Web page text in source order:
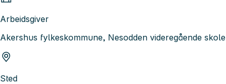
Arbeidsgiver
Akershus fylkeskommune, Nesodden videregående skole
Sted